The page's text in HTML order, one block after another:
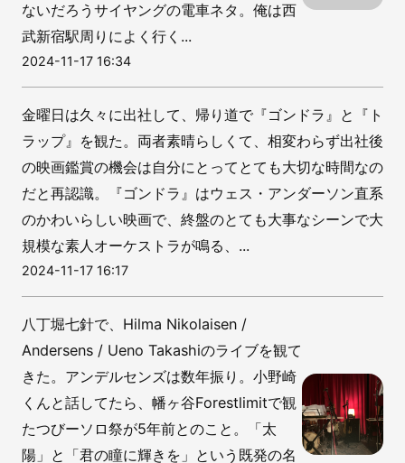
ないだろうサイヤングの電車ネタ。俺は西
武新宿駅周りによく行く...
2024-11-17 16:34
金曜日は久々に出社して、帰り道で『ゴンドラ』と『ト
ラップ』を観た。両者素晴らしくて、相変わらず出社後
の映画鑑賞の機会は自分にとってとても大切な時間なの
だと再認識。『ゴンドラ』はウェス・アンダーソン直系
のかわいらしい映画で、終盤のとても大事なシーンで大
規模な素人オーケストラが鳴る、...
2024-11-17 16:17
八丁堀七針で、Hilma Nikolaisen /
Andersens / Ueno Takashiのライブを観て
きた。アンデルセンズは数年振り。小野崎
くんと話してたら、幡ヶ谷Forestlimitで観
たつびーソロ祭が5年前とのこと。「太
陽」と「君の瞳に輝きを」という既発の名